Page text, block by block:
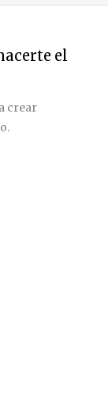
el
crear